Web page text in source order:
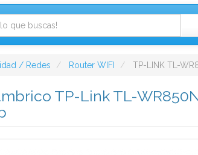
/ Redes Router WIFI TP-LINK TL-
TP-Link TL-